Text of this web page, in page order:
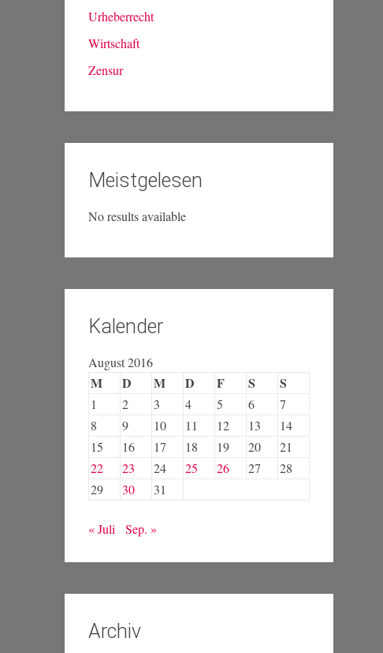
Urheberrecht
Wirtschaft
Zensur
Meistgelesen
No results available
Kalender
August 2016
M D M D F S S
1 2 3 4 5 6
7
8
9 10 11 12 13
14
15
16 17 18 19 20
21
22
23 24 25 26 27
28
29
30 31
« Juli Sep. »
Archiv